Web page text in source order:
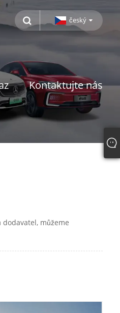
český
Kontaktujte nás
můžeme